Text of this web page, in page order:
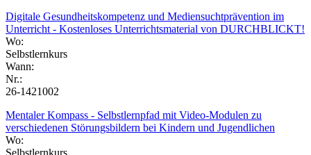
Digitale Gesundheitskompetenz und Mediensuchtprävention im
Unterricht - Kostenloses Unterrichtsmaterial von DURCHBLICKT!
Wo:
Selbstlernkurs
Wann:
Nr.:
26-1421002
Mentaler Kompass - Selbstlernpfad mit Video-Modulen zu
verschiedenen Störungsbildern bei Kindern und Jugendlichen
Wo: